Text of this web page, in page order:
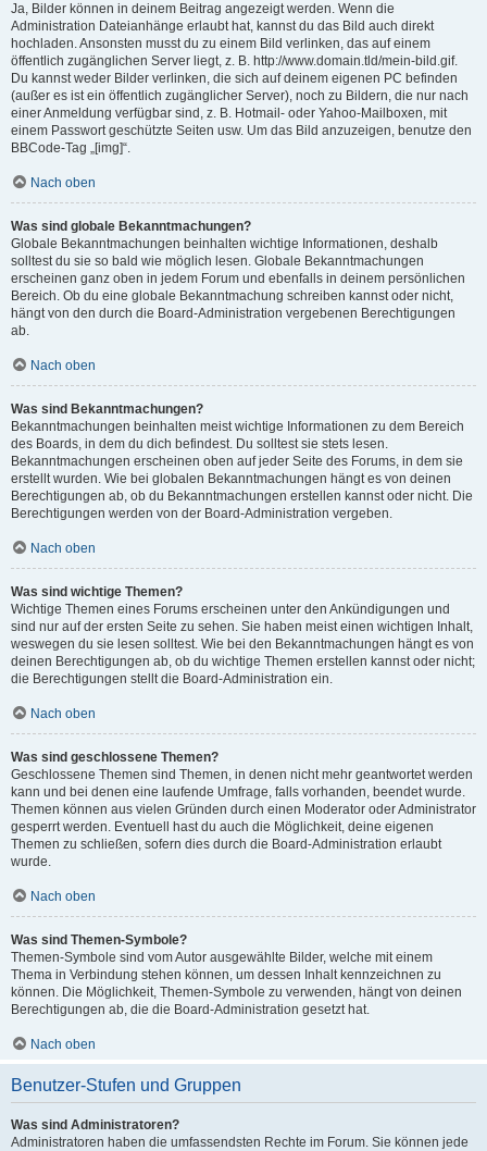
Ja, Bilder können in deinem Beitrag angezeigt werden. Wenn die
Administration Dateianhänge erlaubt hat, kannst du das Bild auch direkt
hochladen. Ansonsten musst du zu einem Bild verlinken, das auf einem
öffentlich zugänglichen Server liegt, z. B. http://www.domain.tld/mein-bild.gif.
Du kannst weder Bilder verlinken, die sich auf deinem eigenen PC befinden
(außer es ist ein öffentlich zugänglicher Server), noch zu Bildern, die nur nach
einer Anmeldung verfügbar sind, z. B. Hotmail- oder Yahoo-Mailboxen, mit
einem Passwort geschützte Seiten usw. Um das Bild anzuzeigen, benutze den
BBCode-Tag „[img]“.
Nach oben
Was sind globale Bekanntmachungen?
Globale Bekanntmachungen beinhalten wichtige Informationen, deshalb
solltest du sie so bald wie möglich lesen. Globale Bekanntmachungen
erscheinen ganz oben in jedem Forum und ebenfalls in deinem persönlichen
Bereich. Ob du eine globale Bekanntmachung schreiben kannst oder nicht,
hängt von den durch die Board-Administration vergebenen Berechtigungen
ab.
Nach oben
Was sind Bekanntmachungen?
Bekanntmachungen beinhalten meist wichtige Informationen zu dem Bereich
des Boards, in dem du dich befindest. Du solltest sie stets lesen.
Bekanntmachungen erscheinen oben auf jeder Seite des Forums, in dem sie
erstellt wurden. Wie bei globalen Bekanntmachungen hängt es von deinen
Berechtigungen ab, ob du Bekanntmachungen erstellen kannst oder nicht. Die
Berechtigungen werden von der Board-Administration vergeben.
Nach oben
Was sind wichtige Themen?
Wichtige Themen eines Forums erscheinen unter den Ankündigungen und
sind nur auf der ersten Seite zu sehen. Sie haben meist einen wichtigen Inhalt,
weswegen du sie lesen solltest. Wie bei den Bekanntmachungen hängt es von
deinen Berechtigungen ab, ob du wichtige Themen erstellen kannst oder nicht;
die Berechtigungen stellt die Board-Administration ein.
Nach oben
Was sind geschlossene Themen?
Geschlossene Themen sind Themen, in denen nicht mehr geantwortet werden
kann und bei denen eine laufende Umfrage, falls vorhanden, beendet wurde.
Themen können aus vielen Gründen durch einen Moderator oder Administrator
gesperrt werden. Eventuell hast du auch die Möglichkeit, deine eigenen
Themen zu schließen, sofern dies durch die Board-Administration erlaubt
wurde.
Nach oben
Was sind Themen-Symbole?
Themen-Symbole sind vom Autor ausgewählte Bilder, welche mit einem
Thema in Verbindung stehen können, um dessen Inhalt kennzeichnen zu
können. Die Möglichkeit, Themen-Symbole zu verwenden, hängt von deinen
Berechtigungen ab, die die Board-Administration gesetzt hat.
Nach oben
Benutzer-Stufen und Gruppen
Was sind Administratoren?
Administratoren haben die umfassendsten Rechte im Forum. Sie können jede